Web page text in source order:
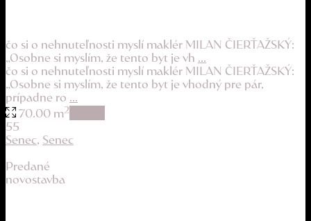
čo si o nehnuteľnosti myslí maklér MILAN ČIERŤAŽSKÝ:
„Osobne si myslím, že tento byt je vh ...
čo si o nehnuteľnosti myslí maklér MILAN ČIERŤAŽSKÝ:
„Osobne si myslím, že tento byt je vhodný pre pár,
prípadne ro ...
70.00 m2
55
Senec Senec
Predané
novostavba